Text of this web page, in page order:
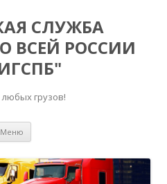
СЛУЖБА
ВСЕЙ РОССИИ
грузов!
Меню